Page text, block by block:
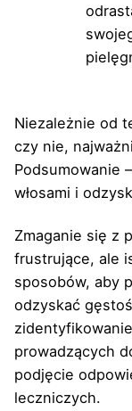
Niezależnie od
czy nie,
Podsumowanie
włosami i
Zmaganie się z
frustrujące, ale
sposobów, aby
odzyskać
prowadzących
podjęcie
leczniczych.